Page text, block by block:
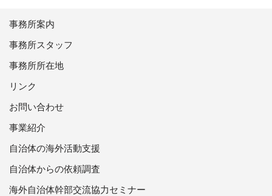
事務所案内
事務所スタッフ
事務所所在地
リンク
お問い合わせ
事業紹介
自治体の海外活動支援
自治体からの依頼調査
海外自治体幹部交流協力セミナー